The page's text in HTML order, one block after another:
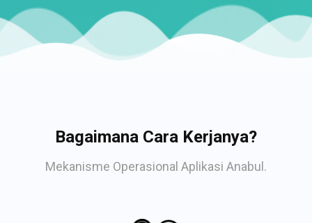
Bagaimana Cara Kerjanya?
Mekanisme Operasional Aplikasi Anabul.